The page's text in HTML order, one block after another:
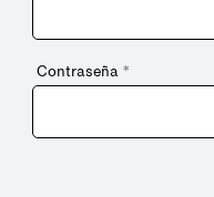
Contraseña *